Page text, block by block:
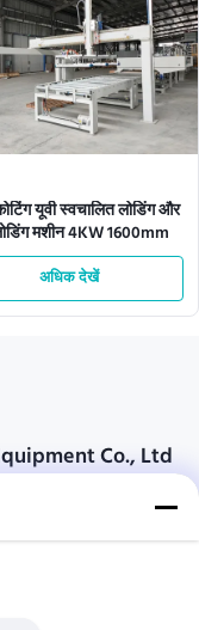
यूवी स्वचालित लोडिंग और
मशीन 4KW 1600mm
अधिक देखें
Co., Ltd
लिमिटेड
ग्वांगडोंग, चीन